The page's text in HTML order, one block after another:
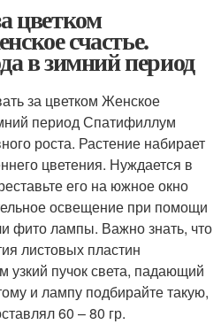
цветком
счастье.
в зимний период
за цветком Женское
период Спатифиллум
роста. Растение набирает
цветения. Нуждается в
его на южное окно
освещение при помощи
фито лампы. Важно знать, что
листовых пластин
пучок света, падающий
и лампу подбирайте такую,
60 – 80 гр.